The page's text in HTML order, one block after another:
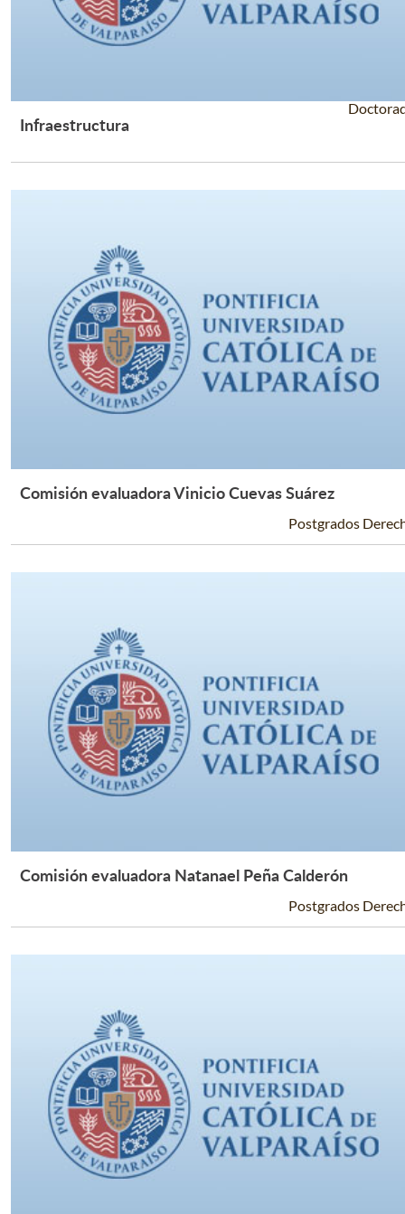
Infraestructura
Leer Más +
Comisión evaluadora Vinicio Cuevas Suárez
Postgrados
Leer Más +
Comisión evaluadora Natanael Peña Calderón
Postgrados